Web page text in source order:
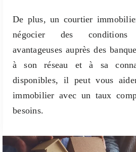
De plus, un courtier
négocier des
avantageuses auprès des
à son réseau et à sa
disponibles, il peut vous
immobilier avec un taux
besoins.